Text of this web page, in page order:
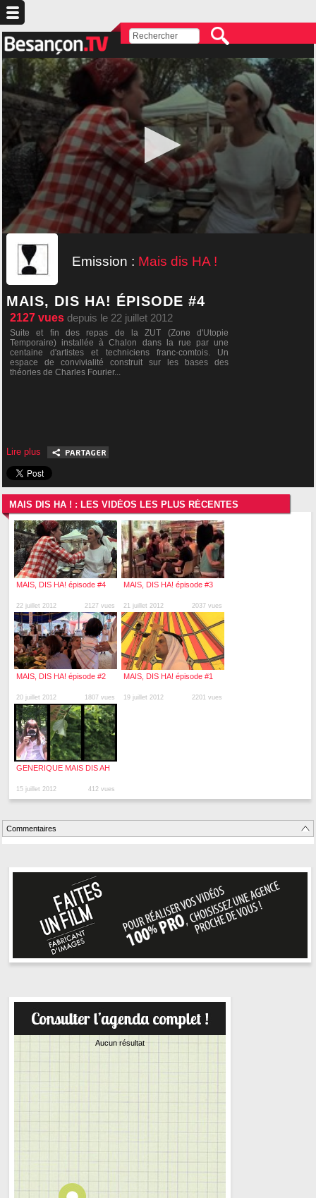
Emission : Mais dis HA !
MAIS, DIS HA! ÉPISODE #4
2127 vues depuis le 22 juillet 2012
Suite et fin des repas de la ZUT (Zone d'Utopie
Temporaire) installée à Chalon dans la rue par une
centaine d'artistes et techniciens franc-comtois. Un
espace de convivialité construit sur les bases des
théories de Charles Fourier...
Lire plus
MAIS DIS HA ! : LES VIDÉOS LES PLUS RÉCENTES
MAIS, DIS HA! épisode #4
22 juillet 2012 2127 vues
MAIS, DIS HA! épisode #3
21 juillet 2012 2037 vues
MAIS, DIS HA! épisode #2
20 juillet 2012 1807 vues
MAIS, DIS HA! épisode #1
19 juillet 2012 2201 vues
GENERIQUE MAIS DIS AH
15 juillet 2012 412 vues
Commentaires
Aucun résultat